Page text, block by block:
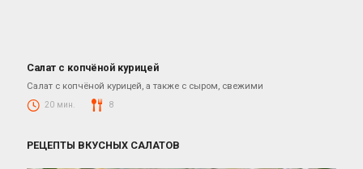
Салаты с копченой курицей
Салат с копчёной курицей
Салат с копчёной курицей, а также с сыром, свежими
20 мин. 8
РЕЦЕПТЫ ВКУСНЫХ САЛАТОВ